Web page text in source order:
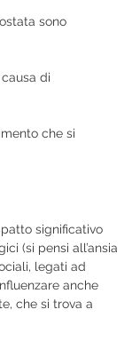
sono
di
che si
significativo
(si pensi all’ansia
legati ad
anche
che si trova a